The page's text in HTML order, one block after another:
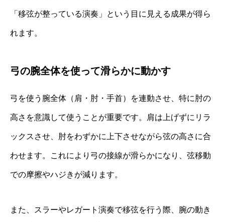
「移弦が整っている演奏」という目に見える成果が得ら
れます。
弓の腕全体を使って滑らかに動かす
弓を使う腕全体（肩・肘・手首）を連動させ、特に肘の
高さを意識して使うことが重要です。肩は上げずにリラ
ックスさせ、肘をわずかに上下させながら弦の高さに合
わせます。これにより弓の接線が滑らかになり、弦移動
での摩擦やハジきが減ります。
また、スラーやレガート演奏で移弦を行う際、腕の動き